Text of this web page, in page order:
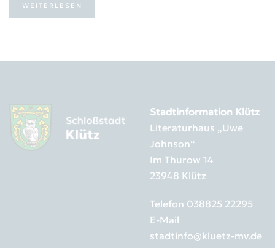
WEITERLESEN
Stadtinformation Klütz
Literaturhaus „Uwe
Johnson“
Im Thurow 14
23948 Klütz
Telefon 038825 22295
E-Mail
stadtinfo@kluetz-mv.de